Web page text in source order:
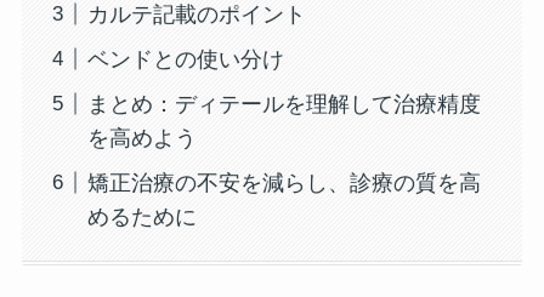
カルテ記載のポイント
ベンドとの使い分け
まとめ：ディテールを理解して治療精度
を高めよう
矯正治療の不安を減らし、診療の質を高
めるために